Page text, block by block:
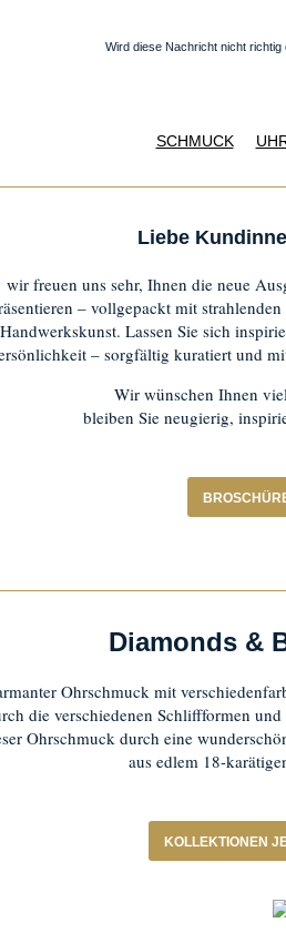
Wird diese Nachricht nicht
SCHMUCK
Liebe
wir freuen uns sehr, Ihnen die neue
– vollgepackt mit
Handwerkskunst. Lassen Sie sich
– sorgfältig kuratiert und
Wir wünschen Ihnen
bleiben Sie neugierig,
Diamonds &
Ohrschmuck mit
die verschiedenen Schliffformen
Ohrschmuck durch eine
aus edlem 18-
KOLLEKTIONEN